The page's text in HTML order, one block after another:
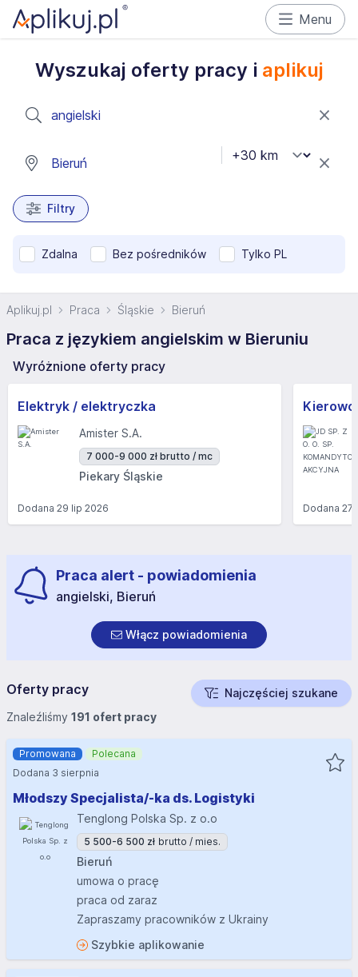
Menu
Wyszukaj oferty pracy i aplikuj
Filtry
Zdalna Bez pośredników Tylko PL
Aplikuj.pl Praca Śląskie Bieruń
Praca z językiem angielskim w Bieruniu
Wyróżnione oferty pracy
Elektryk / elektryczka
Amister S.A.
7 000-9 000 zł brutto / mc
Piekary Śląskie
Dodana 29 lip 2026 Dodana27
Praca alert - powiadomienia
angielski, Bieruń
Włącz powiadomienia
Oferty pracy
Najczęściej szukane
Znaleźliśmy 191 ofert pracy
Młodszy Specjalista/-ka ds. Logistyki
Tenglong Polska Sp. z o.o
5 500-6 500 zł brutto / mies.
Bieruń
umowa o pracę
praca od zaraz
Zapraszamy pracowników z Ukrainy
Szybkie aplikowanie
Promowana
Polecana
Dodana 3 sierpnia